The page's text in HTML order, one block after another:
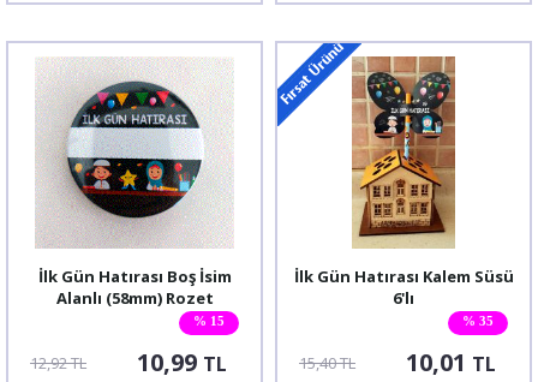
% 15
İlk Gün Hatırası Boş İsim
Alanlı (58mm) Rozet
12,92 TL 10,99 TL
% 35
İlk Gün Hatırası Kalem Süsü
6'lı
15,40 TL 10,01 TL